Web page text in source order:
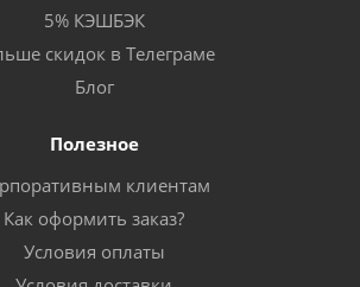
5% КЭШБЭК
скидок в Телеграме
Блог
Полезное
клиентам
Как оформить заказ?
Условия оплаты